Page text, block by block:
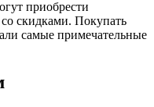
приобрести
скидками. Покупать
самые примечательные